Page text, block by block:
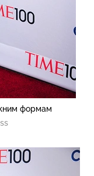
формам